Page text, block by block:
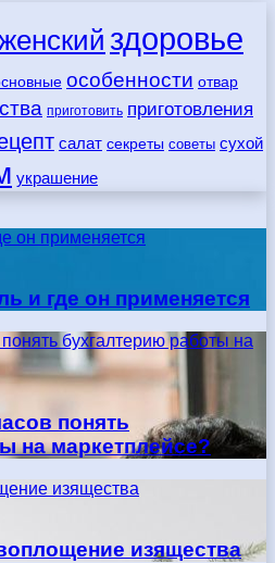
здоровье
особенности отвар
приготовить приготовления
салат секреты советы сухой
украшение
он применяется
и где он применяется
бухгалтерию работы на
понять
на маркетплейсе?
изящества
изящества